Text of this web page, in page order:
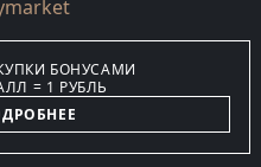
БОНУСАМИ
= 1 РУБЛЬ